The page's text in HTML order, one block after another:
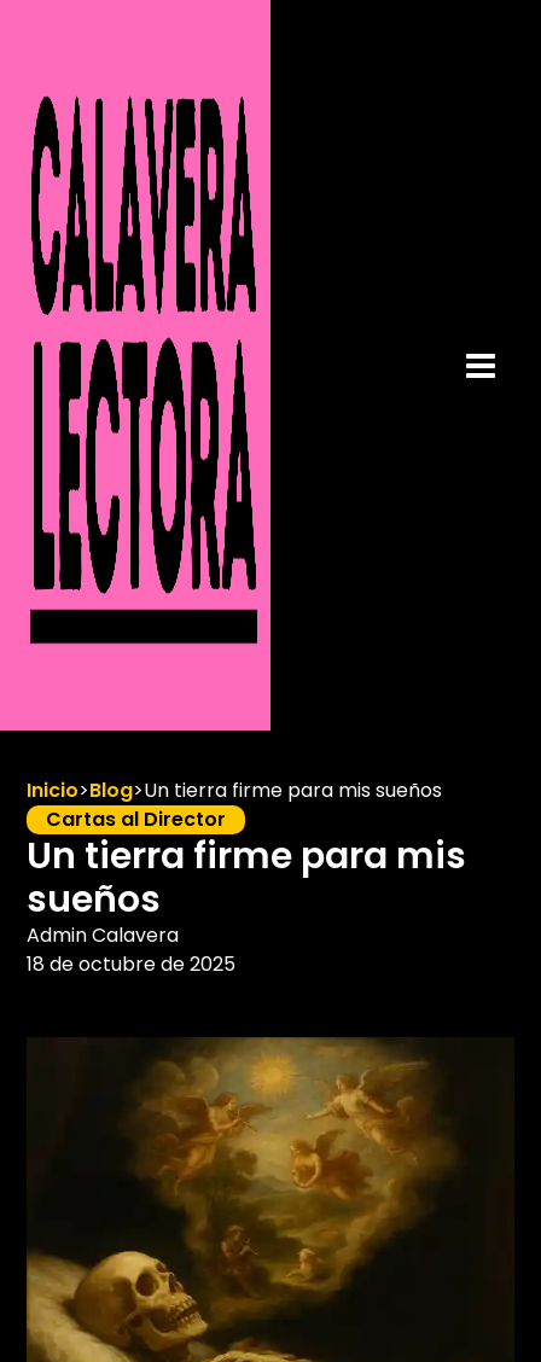
Inicio>Blog>Un tierra firme para mis sueños
Cartas al Director
Un tierra firme para mis
sueños
Admin Calavera
18 de octubre de 2025